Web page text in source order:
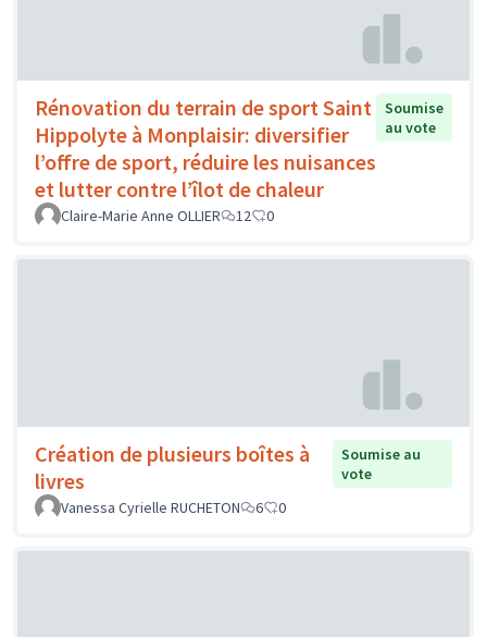
Rénovation du terrain de sport Saint
Hippolyte à Monplaisir: diversifier
l’offre de sport, réduire les nuisances
et lutter contre l’îlot de chaleur
Soumise
au vote
Claire-Marie Anne OLLIER 12 0
Création de plusieurs boîtes à
livres
Soumise au
vote
Vanessa Cyrielle RUCHETON
6 0